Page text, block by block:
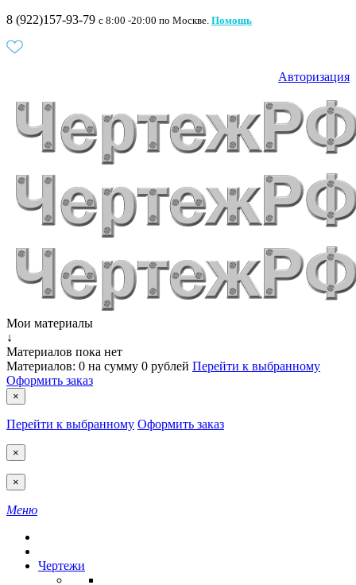
8 (922)157-93-79 c 8:00 -20:00 по Москве. Помощь
Авторизация
Мои материалы
↓
Материалов пока нет
Материалов: 0 на сумму 0 рублей Перейти к выбранному
Оформить заказ
×
Перейти к выбранному Оформить заказ
×
×
Меню
Чертежи